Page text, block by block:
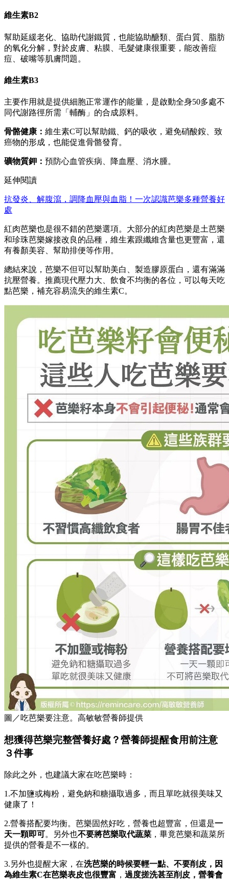
維生素B2
幫助延緩老化、協助代謝鐵質，也能協助醣類、蛋白質、脂肪
的氧化分解，對於皮膚、粘膜、毛髮健康很重要，能改善痘
痘、破嘴等肌膚問題。
維生素B3
主要作用就是提供細胞正常運作的能量，是啟動全身50多處不
同代謝路徑所需「輔酶」的合成原料。
骨骼健康： 維生素C可以幫助鐵、鈣的吸收，避免硝酸銨、致
癌物的形成，也能促進骨骼發育。
礦物質鉀： 預防心血管疾病、降血壓、消水腫。
延伸閱讀
抗發炎、解腹瀉，調降血壓與血脂！一次認識芭樂多種營養好
處
紅肉芭樂也是很不錯的芭樂選項。大部分的紅肉芭樂是土芭樂
和珍珠芭樂嫁接改良的品種，維生素跟纖維含量也更豐富，還
有養顏美容、幫助排便等作用。
總結來說，芭樂不但可以幫助美白、製造膠原蛋白，還有滿滿
抗壓營養。 推薦現代壓力大、飲食不均衡的各位，可以每天吃
點芭樂，補充容易流失的維生素C。
圖／吃芭樂要注意。高敏敏營養師提供
想獲得芭樂完整營養好處？營養師提醒食用前注意
３件事
除此之外，也建議大家在吃芭樂時：
1.不加鹽或梅粉，避免鈉和糖攝取過多，而且單吃就很美味又
健康了！
2.營養搭配要均衡。芭樂固然好吃，營養也超豐富，但還是一
天一顆即可。另外也不要將芭樂取代蔬菜 ，畢竟芭樂和蔬菜所
提供的營養是不一樣的。
3.另外也提醒大家，在洗芭樂的時候要輕一點、不要削皮，因
為維生素C在芭樂表皮也很豐富 ， 過度搓洗甚至削皮，營養會